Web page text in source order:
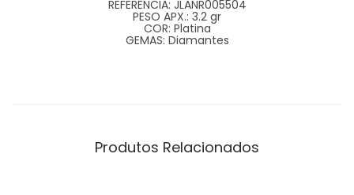
REFERÊNCIA: JLANR005504
PESO APX.: 3.2 gr
COR: Platina
GEMAS: Diamantes
Produtos Relacionados